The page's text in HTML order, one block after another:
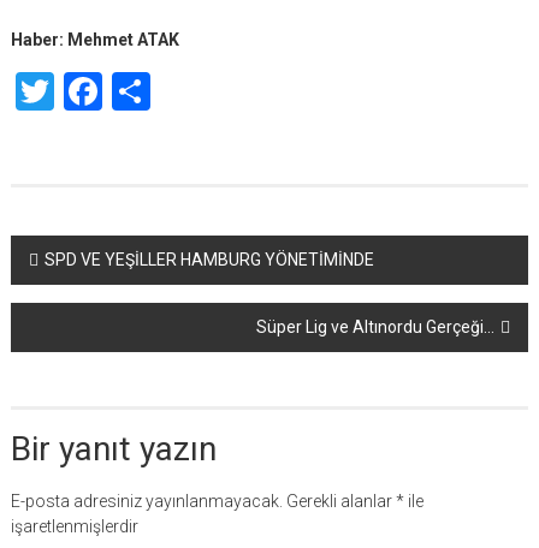
Haber: Mehmet ATAK
TwitterFacebook
Share
Yazı
dolaşımı
SPD VE YEŞİLLER HAMBURG YÖNETİMİNDE
Süper Lig ve Altınordu Gerçeği…
Bir yanıt yazın
E-posta adresiniz yayınlanmayacak. Gerekli alanlar*ile
işaretlenmişlerdir